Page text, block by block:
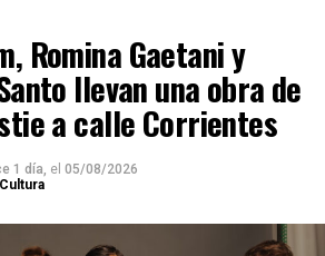
Romina Gaetani y
llevan una obra de
a calle Corrientes
1 día, el 05/08/2026